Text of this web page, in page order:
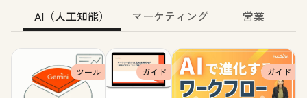
AI（人工知能） マーケティング 営業
ツール ガイド ガイド